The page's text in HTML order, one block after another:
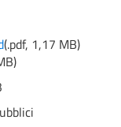
(.pdf, 1,17 MB)
)